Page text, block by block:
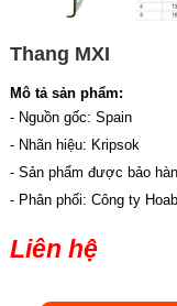
Thang MXI
Mô tả sản phẩm:
- Nguồn gốc: Spain
- Nhãn hiệu: Kripsok
- Sản phẩm được bảo
- Phân phối: Công ty
Liên hệ